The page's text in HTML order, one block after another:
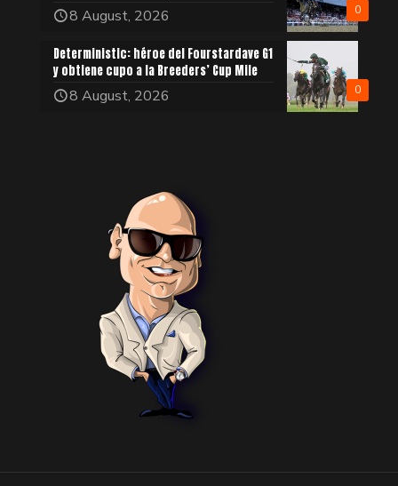
0
8 August, 2026
0
Deterministic: héroe del Fourstardave G1
y obtiene cupo a la Breeders’ Cup Mile
8 August, 2026